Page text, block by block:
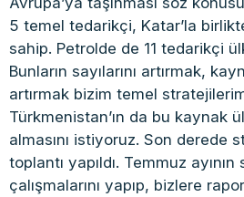
5 temel tedarikçi, Katar’la
sahip. Petrolde de 11 tedarikçi
Bunların sayılarını artırmak,
artırmak bizim temel
Türkmenistan’ın da bu kaynak
almasını istiyoruz. Son derede
toplantı yapıldı. Temmuz
çalışmalarını yapıp, bizlere